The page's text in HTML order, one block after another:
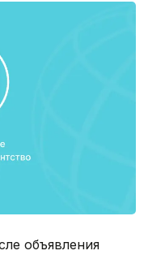
объявления